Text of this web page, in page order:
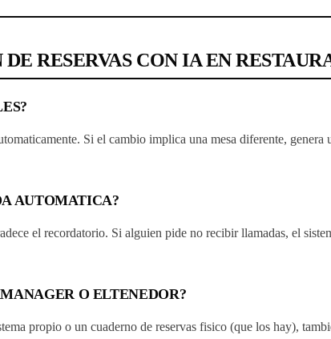
RESERVAS CON IA EN
Si el cambio implica una mesa diferente, genera
AUTOMATICA?
el recordatorio. Si alguien pide no recibir llamadas, el
O ELTENEDOR?
propio o un cuaderno de reservas fisico (que los hay),